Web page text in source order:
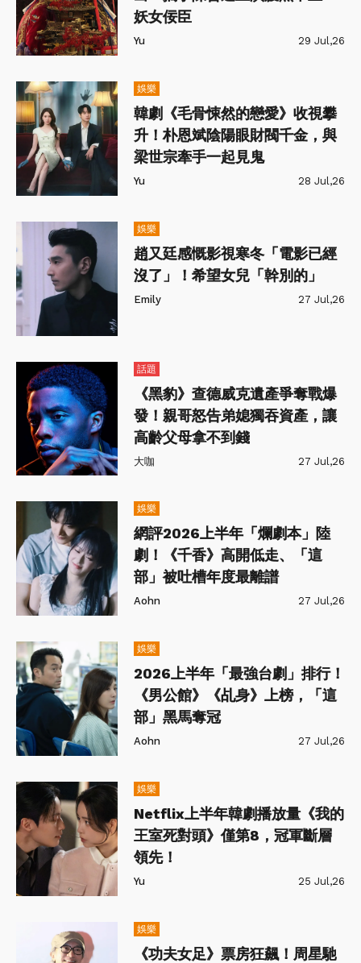
妖女佞臣
Yu 29 Jul,26
娛樂
韓劇《毛骨悚然的戀愛》收視攀
升！朴恩斌陰陽眼財閥千金，與
梁世宗牽手一起見鬼
Yu 28 Jul,26
娛樂
趙又廷感慨影視寒冬「電影已經
沒了」！希望女兒「幹別的」
Emily 27 Jul,26
話題
《黑豹》查德威克遺產爭奪戰爆
發！親哥怒告弟媳獨吞資產，讓
高齡父母拿不到錢
大咖 27 Jul,26
娛樂
網評2026上半年「爛劇本」陸
劇！《千香》高開低走、「這
部」被吐槽年度最離譜
Aohn 27 Jul,26
娛樂
2026上半年「最強台劇」排行！
《男公館》《乩身》上榜，「這
部」黑馬奪冠
Aohn 27 Jul,26
娛樂
Netflix上半年韓劇播放量《我的
王室死對頭》僅第8，冠軍斷層
領先！
Yu 25 Jul,26
娛樂
《功夫女足》票房狂飆！周星馳